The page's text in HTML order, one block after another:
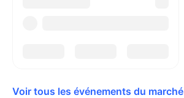
Voir tous les événements du marché